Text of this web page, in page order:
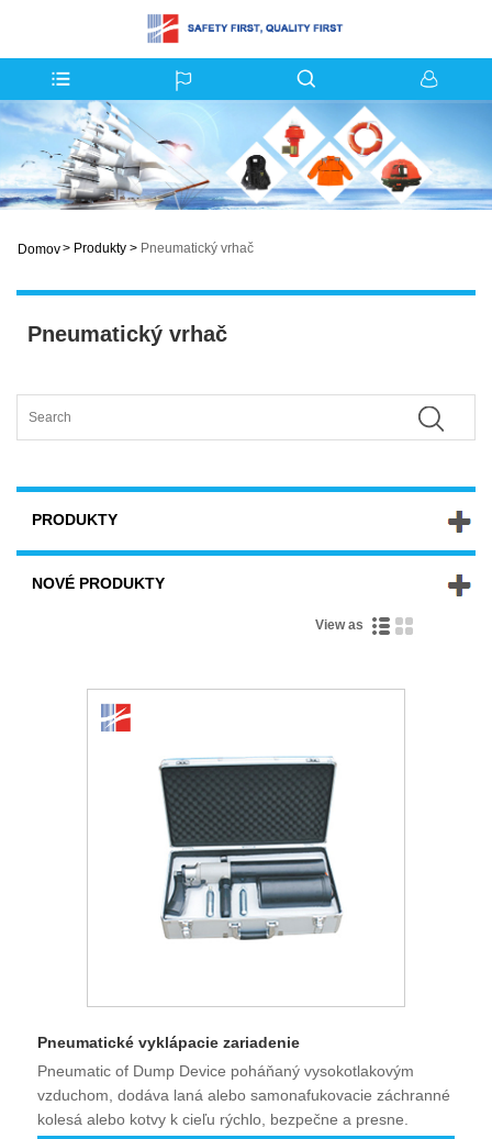
Domov> Produkty > Pneumatický vrhač
Pneumatický vrhač
PRODUKTY
NOVÉ PRODUKTY
View as
Pneumatické vyklápacie zariadenie
Pneumatic of Dump Device poháňaný vysokotlakovým
vzduchom, dodáva laná alebo samonafukovacie záchranné
kolesá alebo kotvy k cieľu rýchlo, bezpečne a presne.